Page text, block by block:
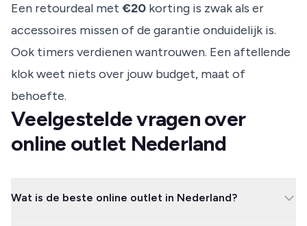
Een retourdeal met €20 korting is zwak als er
accessoires missen of de garantie onduidelijk is.
Ook timers verdienen wantrouwen. Een aftellende
klok weet niets over jouw budget, maat of
behoefte.
Veelgestelde vragen over
online outlet Nederland
Wat is de beste online outlet in Nederland?